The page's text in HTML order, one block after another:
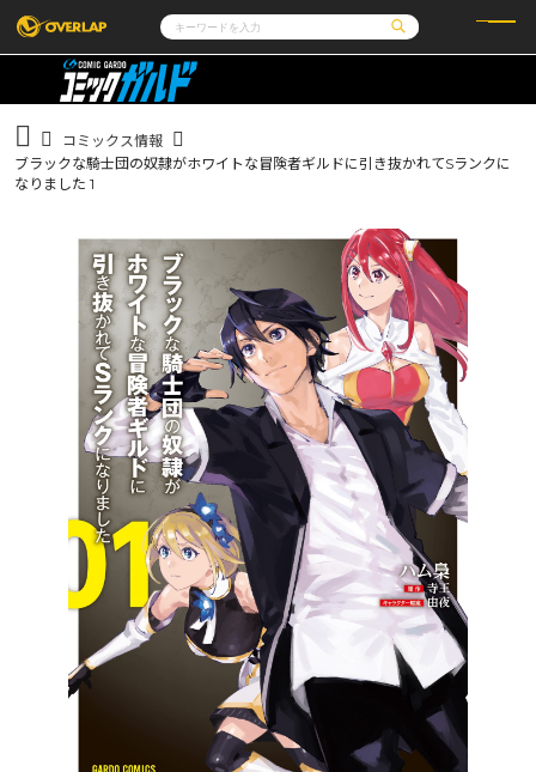
コミック
コミッククリエ
LiQulle
ラブパルフェ
ライトノベル
その他
コミックエッセイ
ポケットモンスター
通販・NEWS
会社概要
採用情報
アクセス
オーバーラップホールディングス
お問い合わせはこちら
オーバーラップ文庫
オーバーラップノベルス
オーバーラップノベルスf
ロサージュノベルス
コミックガルド
コミックス情報
ブラックな騎士団の奴隷がホワイトな冒険者ギルドに引き抜かれてSランクに
なりました 1